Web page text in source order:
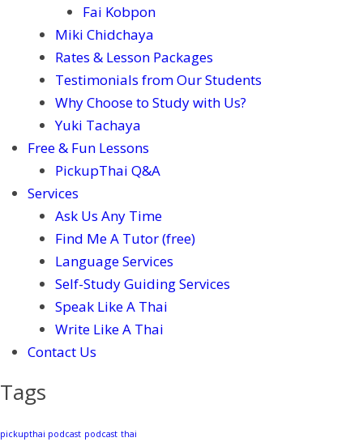
Fai Kobpon
Miki Chidchaya
Rates & Lesson Packages
Testimonials from Our Students
Why Choose to Study with Us?
Yuki Tachaya
Free & Fun Lessons
PickupThai Q&A
Services
Ask Us Any Time
Find Me A Tutor (free)
Language Services
Self-Study Guiding Services
Speak Like A Thai
Write Like A Thai
Contact Us
Tags
pickupthai podcast podcast thai